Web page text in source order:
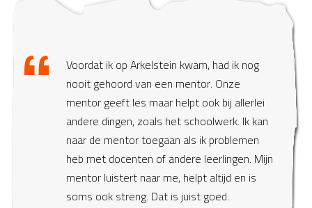
Voordat ik op Arkelstein kwam, had ik nog
nooit gehoord van een mentor. Onze
mentor geeft les maar helpt ook bij allerlei
andere dingen, zoals het schoolwerk. Ik kan
naar de mentor toegaan als ik problemen
heb met docenten of andere leerlingen. Mijn
mentor luistert naar me, helpt altijd en is
soms ook streng. Dat is juist goed.